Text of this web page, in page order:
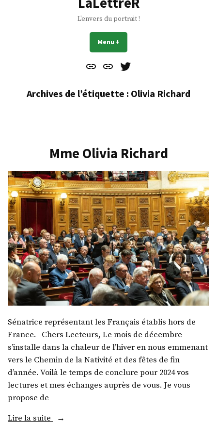
L'envers du portrait !
Menu +
Contact
À
Mes
Archives de l’étiquette : Olivia Richard
Mme Olivia Richard
Sénatrice représentant les Français établis hors de
France. Chers Lecteurs, Le mois de décembre
s’installe dans la chaleur de l’hiver en nous emmenant
vers le Chemin de la Nativité et des fêtes de fin
d’année. Voilà le temps de conclure pour 2024 vos
lectures et mes échanges auprès de vous. Je vous
propose de
Lire la suite
« Mme